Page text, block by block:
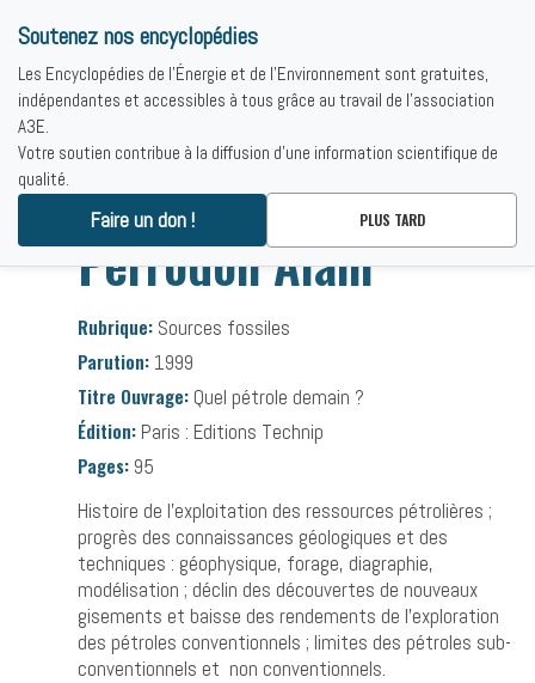
Bibliographies -
Perrodon Alain
Rubrique: Sources fossiles
Parution: 1999
Titre Ouvrage: Quel pétrole demain ?
Édition: Paris : Editions Technip
Pages: 95
Histoire de l’exploitation des ressources pétrolières ;
progrès des connaissances géologiques et des
techniques : géophysique, forage, diagraphie,
modélisation ; déclin des découvertes de nouveaux
gisements et baisse des rendements de l’exploration
des pétroles conventionnels ; limites des pétroles sub-
conventionnels et non conventionnels.
Soutenez nos encyclopédies
Les Encyclopédies de l'Énergie et de l'Environnement sont gratuites,
indépendantes et accessibles à tous grâce au travail de l'association
A3E.
Votre soutien contribue à la diffusion d'une information scientifique de
qualité.
Faire un don ! PLUS TARD